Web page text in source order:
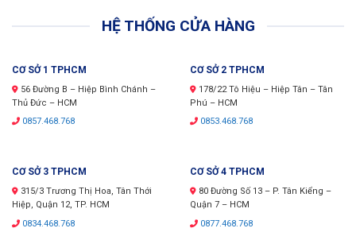
HỆ THỐNG CỬA HÀNG
CƠ SỞ 1 TPHCM
56 Đường B – Hiệp Bình Chánh –
Thủ Đức – HCM
0857.468.768
CƠ SỞ 2 TPHCM
178/22 Tô Hiệu – Hiệp Tân – Tân
Phú – HCM
0853.468.768
CƠ SỞ 3 TPHCM
315/3 Trương Thị Hoa, Tân Thới
Hiệp, Quận 12, TP. HCM
0834.468.768
CƠ SỞ 4 TPHCM
80 Đường Số 13 – P. Tân Kiểng –
Quận 7 – HCM
0877.468.768